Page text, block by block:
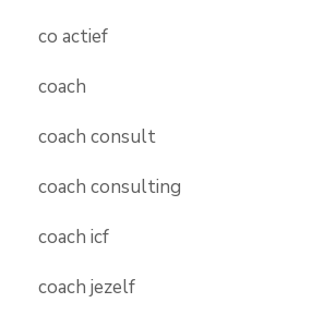
co actief
coach
coach consult
coach consulting
coach icf
coach jezelf